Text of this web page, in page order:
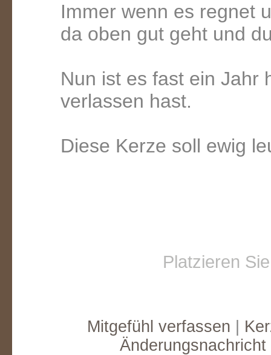
Immer wenn es regnet
da oben gut geht und
Nun ist es fast ein Jahr
verlassen hast.
Diese Kerze soll ewig
Platzieren
Mitgefühl verfassen